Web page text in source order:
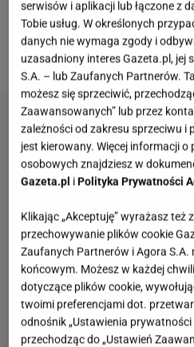
stoi na przeszkodzie aby
zwykłe firanki z marketu,
spełnią swoją rolę.
serwisów i aplikacji lub łączone z
Tobie usług. W określonych
danych nie wymaga zgody i
uzasadniony interes Gazeta.pl, jej
S.A. – lub Zaufanych Partnerów.
możesz się sprzeciwić,
Zaawansowanych” lub przez
zależności od zakresu sprzeciwu i
jest kierowany. Więcej informacji
osobowych znajdziesz w
Gazeta.pl i Polityka Prywatności
Klikając „Akceptuję” wyrażasz też
przechowywanie plików cookie
Zaufanych Partnerów i Agora S.A.
końcowym. Możesz w każdej
dotyczące plików cookie,
twoimi preferencjami dot.
odnośnik „Ustawienia prywatności
przechodząc do „Ustawień